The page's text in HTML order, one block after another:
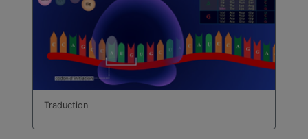
Traduction